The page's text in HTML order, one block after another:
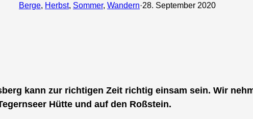
Berge, Herbst, Sommer, Wandern·28. September 2020
kann zur richtigen Zeit richtig einsam sein. Wir
Hütte und auf den Roßstein.